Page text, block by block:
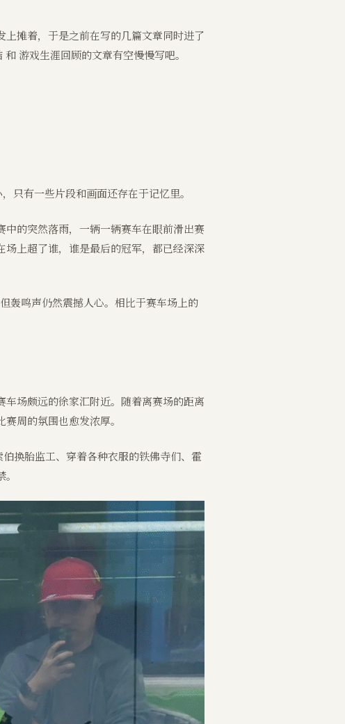
摊着，于是之前在写的几篇文章同时进了
游戏生涯回顾的文章有空慢慢写吧。
只有一些片段和画面还存在于记忆里。
的突然落雨，一辆一辆赛车在眼前滑出赛
上超了谁，谁是最后的冠军，都已经深深
轰鸣声仍然震撼人心。相比于赛车场上的
场颇远的徐家汇附近。随着离赛场的距离
周的氛围也愈发浓厚。
换胎监工、穿着各种衣服的铁佛寺们、霍